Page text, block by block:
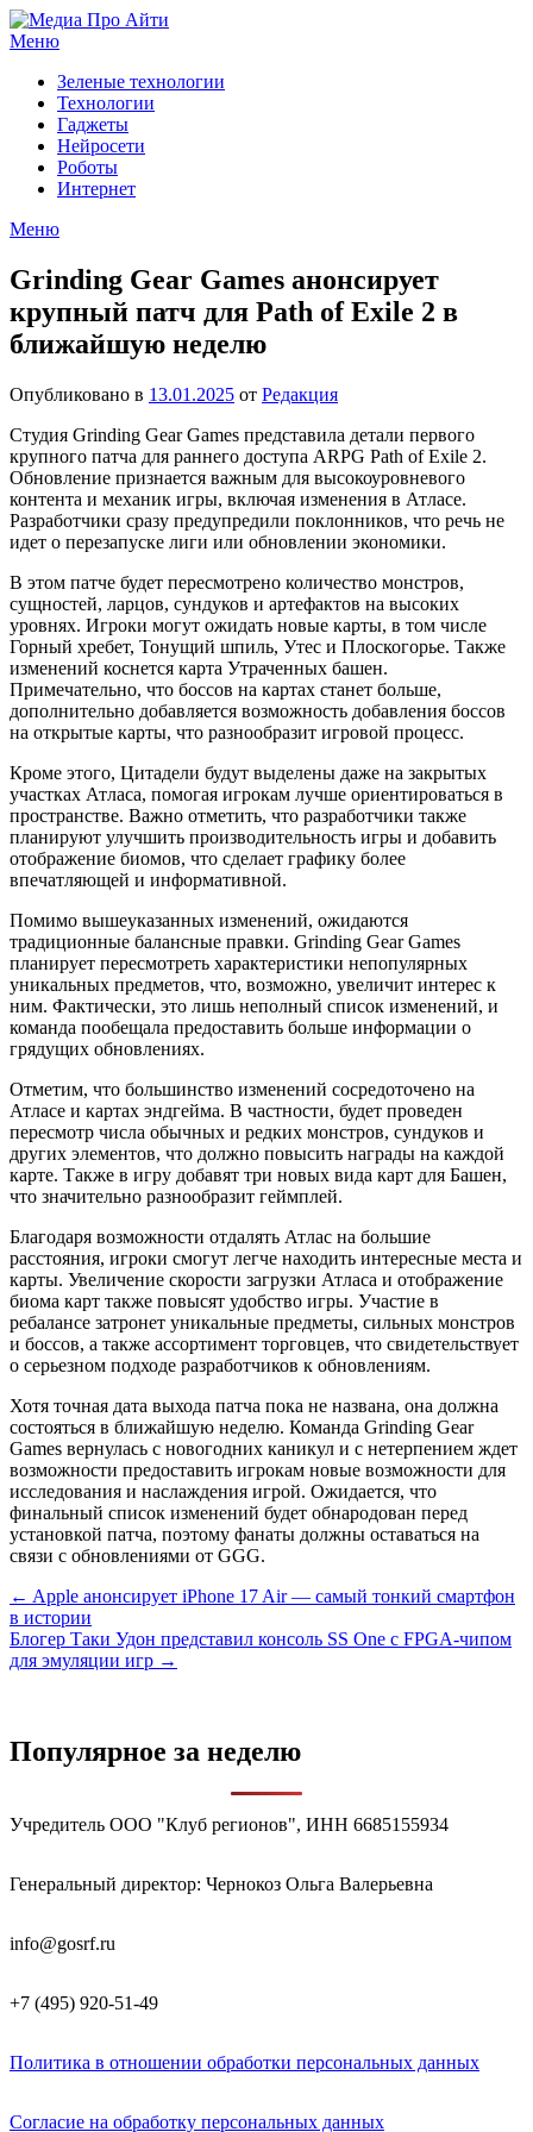
Перейти
к
Меню
Зеленые технологии
Технологии
Гаджеты
Нейросети
Роботы
Интернет
Меню
Grinding Gear Games анонсирует
крупный патч для Path of Exile 2 в
ближайшую неделю
Опубликовано в 13.01.2025 от Редакция
Студия Grinding Gear Games представила детали первого
крупного патча для раннего доступа ARPG Path of Exile 2.
Обновление признается важным для высокоуровневого
контента и механик игры, включая изменения в Атласе.
Разработчики сразу предупредили поклонников, что речь не
идет о перезапуске лиги или обновлении экономики.
В этом патче будет пересмотрено количество монстров,
сущностей, ларцов, сундуков и артефактов на высоких
уровнях. Игроки могут ожидать новые карты, в том числе
Горный хребет, Тонущий шпиль, Утес и Плоскогорье. Также
изменений коснется карта Утраченных башен.
Примечательно, что боссов на картах станет больше,
дополнительно добавляется возможность добавления боссов
на открытые карты, что разнообразит игровой процесс.
Кроме этого, Цитадели будут выделены даже на закрытых
участках Атласа, помогая игрокам лучше ориентироваться в
пространстве. Важно отметить, что разработчики также
планируют улучшить производительность игры и добавить
отображение биомов, что сделает графику более
впечатляющей и информативной.
Помимо вышеуказанных изменений, ожидаются
традиционные балансные правки. Grinding Gear Games
планирует пересмотреть характеристики непопулярных
уникальных предметов, что, возможно, увеличит интерес к
ним. Фактически, это лишь неполный список изменений, и
команда пообещала предоставить больше информации о
грядущих обновлениях.
Отметим, что большинство изменений сосредоточено на
Атласе и картах эндгейма. В частности, будет проведен
пересмотр числа обычных и редких монстров, сундуков и
других элементов, что должно повысить награды на каждой
карте. Также в игру добавят три новых вида карт для Башен,
что значительно разнообразит геймплей.
Благодаря возможности отдалять Атлас на большие
расстояния, игроки смогут легче находить интересные места и
карты. Увеличение скорости загрузки Атласа и отображение
биома карт также повысят удобство игры. Участие в
ребалансе затронет уникальные предметы, сильных монстров
и боссов, а также ассортимент торговцев, что свидетельствует
о серьезном подходе разработчиков к обновлениям.
Хотя точная дата выхода патча пока не названа, она должна
состояться в ближайшую неделю. Команда Grinding Gear
Games вернулась с новогодних каникул и с нетерпением ждет
возможности предоставить игрокам новые возможности для
исследования и наслаждения игрой. Ожидается, что
финальный список изменений будет обнародован перед
установкой патча, поэтому фанаты должны оставаться на
связи с обновлениями от GGG.
Навигация
по
записям
← Apple анонсирует iPhone 17 Air — самый тонкий смартфон
в истории
Блогер Таки Удон представил консоль SS One с FPGA-чипом
для эмуляции игр →
Популярное за неделю
Учредитель ООО "Клуб регионов", ИНН 6685155934
Генеральный директор: Чернокоз Ольга Валерьевна
info@gosrf.ru
+7 (495) 920-51-49
Политика в отношении обработки персональных данных
Согласие на обработку персональных данных